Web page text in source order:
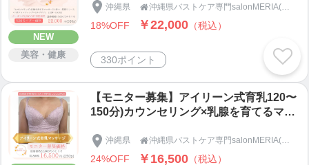
NEW
美容・健康
中・筋膜リリース×下着フィッティング×
セルフケア」沖縄県宜野湾市バストケア専
沖縄県  沖縄県バストケア専門salonMERIA(サロンメリア)
18%OFF ￥22,000 （税込）
330ポイント
【モニター募集】アイリーン式育乳120〜
150分)カウンセリング×乳腺を育てるマッ
ティング×セルフケア」沖縄県宜野湾市バ
ストケア専門SalonMERIA(サロンメリア)
沖縄県  沖縄県バストケア専門salonMERIA(サロンメリア)
24%OFF ￥16,500 （税込）